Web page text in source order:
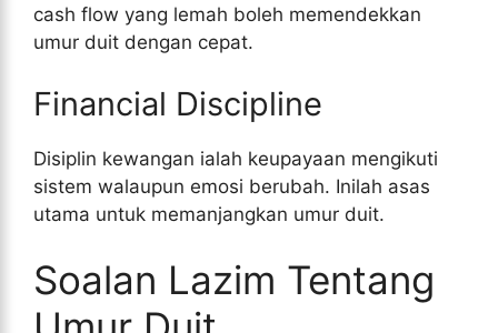
cash flow yang lemah boleh memendekkan
umur duit dengan cepat.
Financial Discipline
Disiplin kewangan ialah keupayaan mengikuti
sistem walaupun emosi berubah. Inilah asas
utama untuk memanjangkan umur duit.
Soalan Lazim Tentang